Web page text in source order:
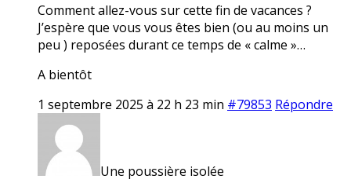
Comment allez-vous sur cette fin de vacances ?
J’espère que vous vous êtes bien (ou au moins un
peu ) reposées durant ce temps de « calme »…
A bientôt
1 septembre 2025 à 22 h 23 min #79853 Répondre
Une poussière isolée